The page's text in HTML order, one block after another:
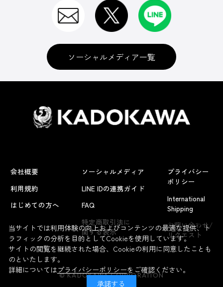
よくあるお問い合わせ
ソーシャルメディア一覧
会社概要
利用規約
はじめての方へ
ソーシャルメディア
LINE IDの連携ガイド
FAQ
特定商取引法に
関する表示
プライバシー
ポリシー
International
Shipping
お問い合わせ/
リクエスト
© KADOKAWA CORPORATION
当サイトでは利用体験の向上およびコンテンツの最適な提供、ト
ラフィックの分析を目的としてCookieを使用しています。
サイトの閲覧を継続された場合、Cookieの利用に同意したことも
のといたします。
詳細についてはプライバシーポリシーをご確認ください。
承諾する